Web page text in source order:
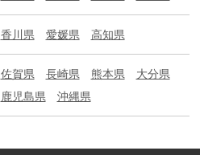
香川県 愛媛県 高知県
佐賀県 長崎県 熊本県
大分県
鹿児島県 沖縄県